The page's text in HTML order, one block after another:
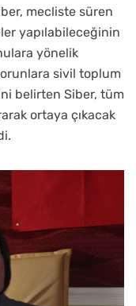
mecliste süren
yapılabileceğinin
yönelik
sivil toplum
belirten Siber, tüm
ortaya çıkacak